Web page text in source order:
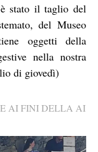
stato il taglio del
del Museo
oggetti della
nella nostra
di giovedì)
AI FINI DELLA AI